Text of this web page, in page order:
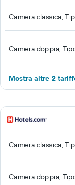
Camera classica,
Camera doppia,
Mostra altre 2
Camera classica,
Camera doppia,